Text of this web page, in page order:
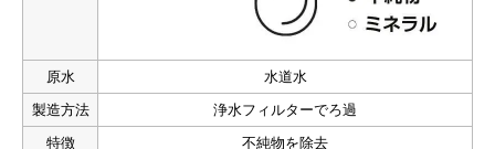
浄水フィルターは交換時期に無料で届く
除去物質数「12+11」で安心
電気代410円〜の省エネサーバー
月額3,000円で水使い放題
フィルター交換は片手で簡単
原水
水道水
製造方法
浄水フィルターでろ過
特徴
不純物を除去